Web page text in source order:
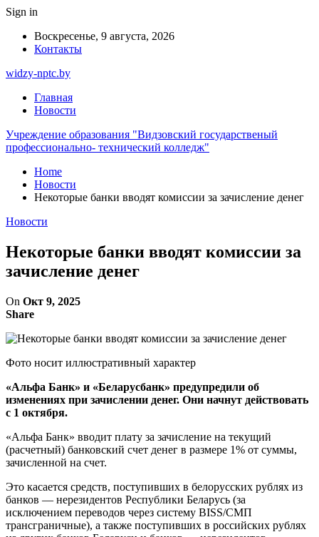
Sign in
Воскресенье, 9 августа, 2026
Контакты
widzy-nptc.by
Главная
Новости
Учреждение образования "Видзовский государственый
профессионально- технический колледж"
Home
Новости
Некоторые банки вводят комиссии за зачисление денег
Новости
Некоторые банки вводят комиссии за
зачисление денег
On Окт 9, 2025
Share
Фото носит иллюстративный характер
«Альфа Банк» и «Беларусбанк» предупредили об
изменениях при зачислении денег. Они начнут действовать
с 1 октября.
«Альфа Банк» вводит плату за зачисление на текущий
(расчетный) банковский счет денег в размере 1% от суммы,
зачисленной на счет.
Это касается средств, поступивших в белорусских рублях из
банков — нерезидентов Республики Беларусь (за
исключением переводов через систему BISS/СМП
трансграничные), а также поступивших в российских рублях